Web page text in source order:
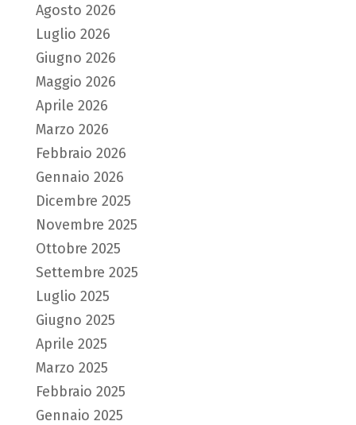
Agosto 2026
Luglio 2026
Giugno 2026
Maggio 2026
Aprile 2026
Marzo 2026
Febbraio 2026
Gennaio 2026
Dicembre 2025
Novembre 2025
Ottobre 2025
Settembre 2025
Luglio 2025
Giugno 2025
Aprile 2025
Marzo 2025
Febbraio 2025
Gennaio 2025